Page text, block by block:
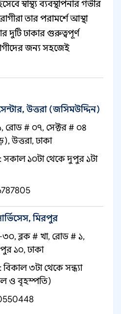
স্বাস্থ্য ব্যবস্থাপনার গভীর
তার পরামর্শে আস্থা
দুটি ঢাকার গুরুত্বপূর্ণ
জন্য সহজেই
উত্তরা (জসিমউদ্দিন)
রোড # ০৭, সেক্টর # ০৪
উত্তরা, ঢাকা
সকাল ১০টা থেকে দুপুর ১টা
মিরপুর
৩০, ব্লক # খা, রোড # ১,
১০, ঢাকা
৩টা থেকে সন্ধ্যা
ও বৃহস্পতি)